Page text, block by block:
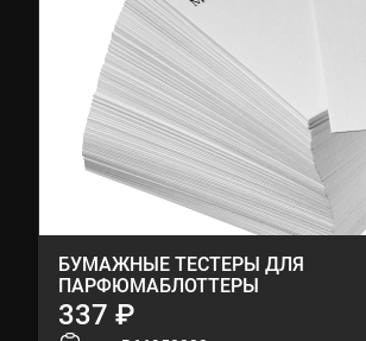
БУМАЖНЫЕ ТЕСТЕРЫ ДЛЯ
ПАРФЮМАБЛОТТЕРЫ
337 ₽